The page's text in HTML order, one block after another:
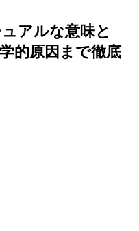
アルな意味と
的原因まで徹底